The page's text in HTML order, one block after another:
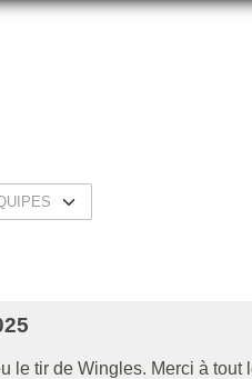
le tir de Wingles. Merci à tout